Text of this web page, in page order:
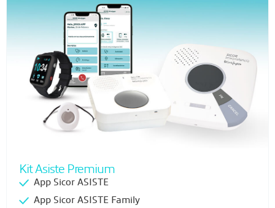
Kit Asiste Premium
App Sicor ASISTE
App Sicor ASISTE Family